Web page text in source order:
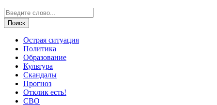
Острая ситуация
Политика
Образование
Культура
Скандалы
Прогноз
Отклик есть!
СВО